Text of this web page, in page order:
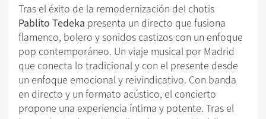
Tras el éxito de la remodernización del chotis
Pablito Tedeka presenta un directo que fusiona
flamenco, bolero y sonidos castizos con un enfoque
pop contemporáneo. Un viaje musical por Madrid
que conecta lo tradicional y con el presente desde
un enfoque emocional y reivindicativo. Con banda
en directo y un formato acústico, el concierto
propone una experiencia íntima y potente. Tras el